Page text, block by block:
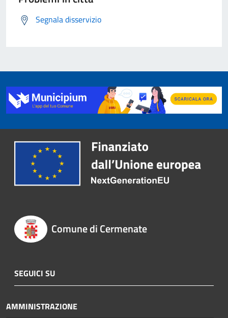
Segnala disservizio
Comune di Cermenate
SEGUICI SU
AMMINISTRAZIONE